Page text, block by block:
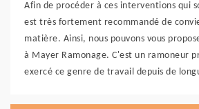
Afin de procéder à ces interventions qui
est très fortement recommandé de
matière. Ainsi, nous pouvons vous
à Mayer Ramonage. C'est un ramoneur
exercé ce genre de travail depuis de